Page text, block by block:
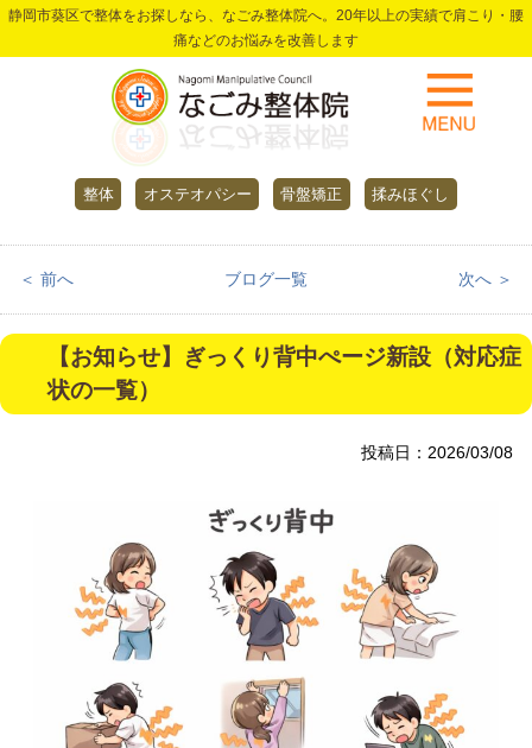
静岡市葵区で整体をお探しなら、なごみ整体院へ。20年以上の実績で肩こり・腰
痛などのお悩みを改善します
整体 オステオパシー 骨盤矯正 揉みほぐし
＜ 前へ ブログ一覧 次へ ＞
【お知らせ】ぎっくり背中ぺージ新設（対応症
状の一覧）
投稿日：2026/03/08